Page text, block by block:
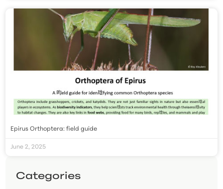
Epirus Orthoptera: field guide
June 2, 2025
Categories